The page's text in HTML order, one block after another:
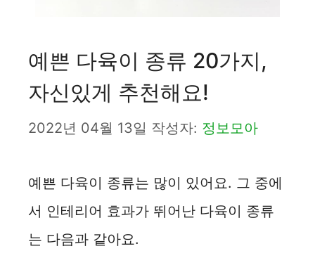
예쁜 다육이 종류 20가지,
자신있게 추천해요!
2022년 04월 13일 작성자: 정보모아
예쁜 다육이 종류는 많이 있어요. 그 중에
서 인테리어 효과가 뛰어난 다육이 종류
는 다음과 같아요.